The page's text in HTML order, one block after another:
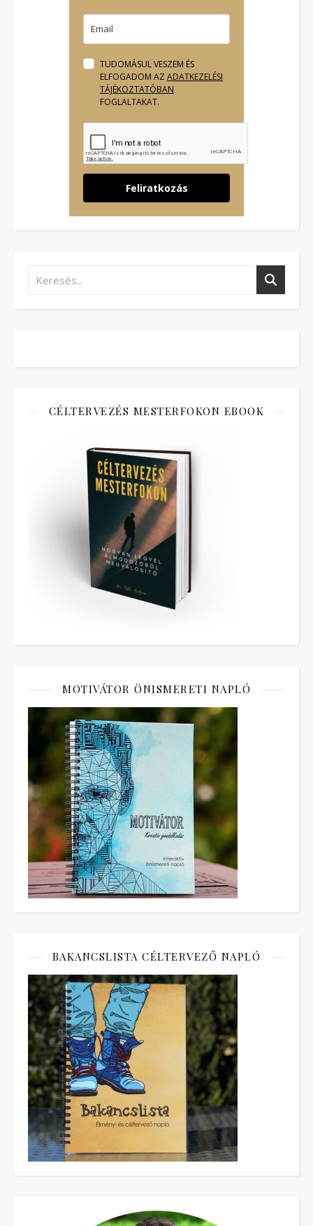
TUDOMÁSUL VESZEM ÉS
ELFOGADOM AZ ADATKEZELÉSI
TÁJÉKOZTATÓBAN
FOGLALTAKAT.
Feliratkozás
CÉLTERVEZÉS MESTERFOKON EBOOK
MOTIVÁTOR ÖNISMERETI NAPLÓ
BAKANCSLISTA CÉLTERVEZŐ NAPLÓ